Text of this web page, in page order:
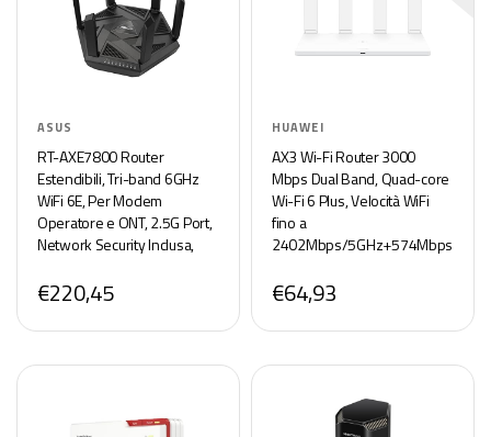
ASUS
RT-AXE7800 Router
Estendibili, Tri-band 6GHz
WiFi 6E, Per Modem
Operatore e ONT, 2.5G Port,
Network Security Inclusa,
Control,VPN, AiMesh
Compatibile, Smart Home,
SMB
€220,45
HUAWEI
AX3 Wi-Fi Router 3000
Mbps Dual Band, Quad-core
Wi-Fi 6 Plus, Velocità WiFi
fino a
2402Mbps/5GHz+574Mbps
WAN, 3 Gigabit LAN, Rete per
gli Ospiti, Bianco
€64,93